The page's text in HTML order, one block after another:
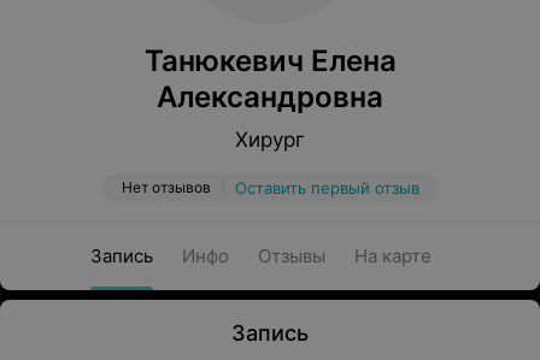
Танюкевич Елена
Александровна
Хирург
Нет отзывов Оставить первый отзыв
Запись Инфо Отзывы На карте
Запись